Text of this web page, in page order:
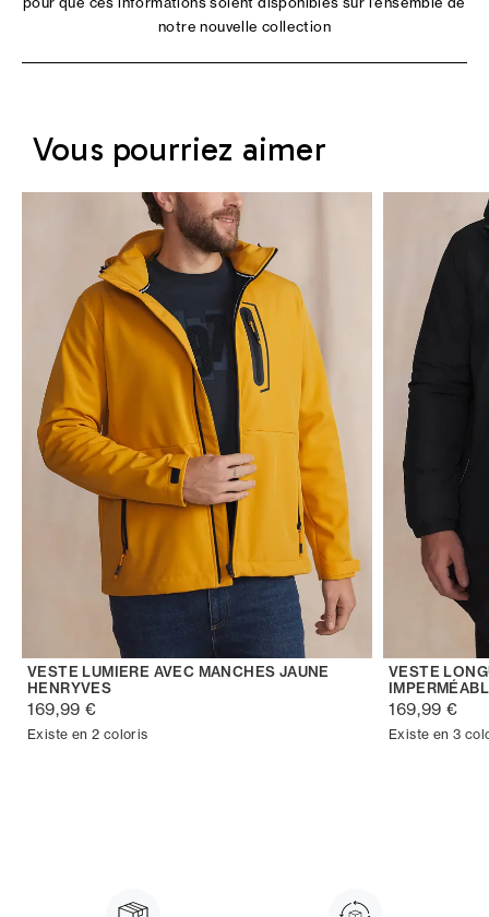
notre nouvelle collection
Vous pourriez aimer
VESTE LUMIERE AVEC MANCHES JAUNE
HENRYVES
169,99 €
Existe en 2 coloris
VESTE
169,99 €
Existe en 3